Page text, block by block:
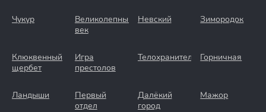
Чукур
Великолепный
век
Невский Зимородок
Клюквенный
щербет
Игра
престолов
Телохранители Горничная
Ландыши
Первый
отдел
Далёкий
город
Мажор